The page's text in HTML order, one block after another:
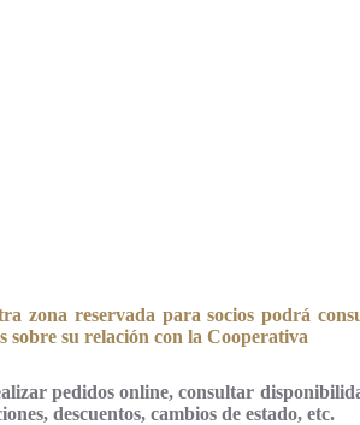
zona reservada para socios podrá
sobre su relación con la Cooperativa
pedidos online, consultar
descuentos, cambios de estado, etc.